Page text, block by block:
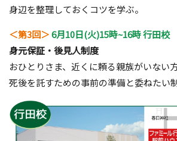
身辺を整理しておくコツを学ぶ。
＜第3回＞6月10日(火)15時~16時 行田校
身元保証・後見人制度
おひとりさま、近くに頼る親族がいない
死後を託すための事前の準備と委ねたい